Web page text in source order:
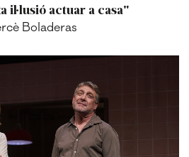
il·lusió actuar a casa"
Boladeras